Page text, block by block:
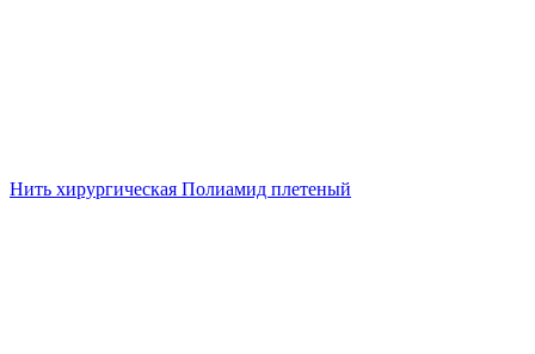
Нить хирургическая Полиамид плетеный